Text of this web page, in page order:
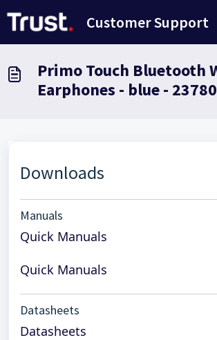
Customer Support
Primo Touch Bluetooth
Earphones - blue - 23780
Downloads
Manuals
Quick Manuals
Quick Manuals
Datasheets
Datasheets